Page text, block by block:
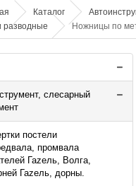
Каталог
разводные
Ножницы по
слесарный
постели
промвала
Гаzель, Волга,
Гаzель, дорны.